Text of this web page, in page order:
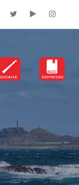
ENCAIXE EMPRESAS